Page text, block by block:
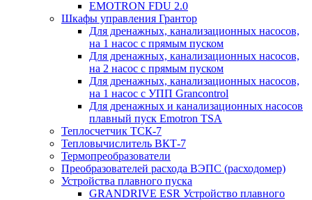
EMOTRON FDU 2.0
Шкафы управления Грантор
Для дренажных, канализационных насосов,
на 1 насос с прямым пуском
Для дренажных, канализационных насосов,
на 2 насос с прямым пуском
Для дренажных, канализационных насосов,
на 1 насос с УПП Grancontrol
Для дренажных и канализационных насосов
плавный пуск Emotron TSA
Теплосчетчик ТСК-7
Тепловычислитель ВКТ-7
Термопреобразователи
Преобразователей расхода ВЭПС (расходомер)
Устройства плавного пуска
GRANDRIVE ESR Устройство плавного